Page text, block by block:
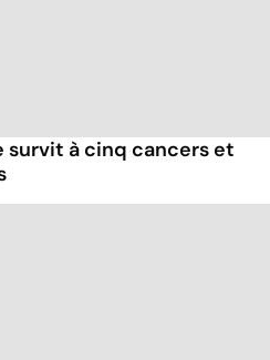
survit à cinq cancers et